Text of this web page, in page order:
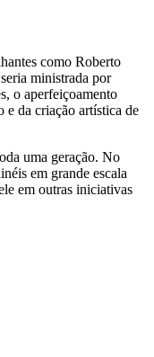
como Roberto
ministrada por
o aperfeiçoamento
e da criação artística de
uma geração. No
em grande escala
em outras iniciativas